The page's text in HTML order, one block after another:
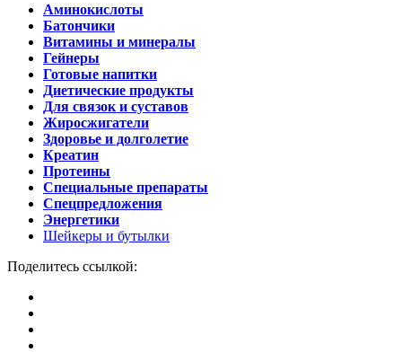
Аминокислоты
Батончики
Витамины и минералы
Гейнеры
Готовые напитки
Диетические продукты
Для связок и суставов
Жиросжигатели
Здоровье и долголетие
Креатин
Протеины
Специальные препараты
Спецпредложения
Энергетики
Шейкеры и бутылки
Поделитесь ссылкой: